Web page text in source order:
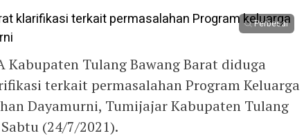
Perbesar
Kabupaten Tulang Bawang Barat diduga
terkait permasalahan Program Keluarga
Dayamurni, Tumijajar Kabupaten Tulang
(24/7/2021).